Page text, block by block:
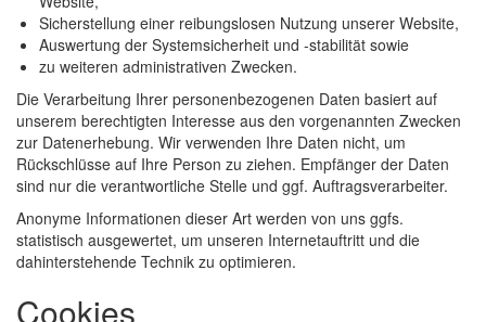
Sicherstellung einer reibungslosen Nutzung unserer Website,
Auswertung der Systemsicherheit und -stabilität sowie
zu weiteren administrativen Zwecken.
Die Verarbeitung Ihrer personenbezogenen Daten basiert auf
unserem berechtigten Interesse aus den vorgenannten Zwecken
zur Datenerhebung. Wir verwenden Ihre Daten nicht, um
Rückschlüsse auf Ihre Person zu ziehen. Empfänger der Daten
sind nur die verantwortliche Stelle und ggf. Auftragsverarbeiter.
Anonyme Informationen dieser Art werden von uns ggfs.
statistisch ausgewertet, um unseren Internetauftritt und die
dahinterstehende Technik zu optimieren.
Cookies